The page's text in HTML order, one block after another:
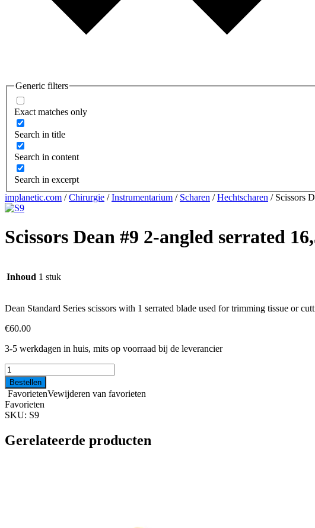
Generic filters
Exact matches only
Search in title
Search in content
Search in excerpt
implanetic.com /Chirurgie /Instrumentarium / Scharen /Hechtscharen / Scissors
Scissors Dean #9 2-angled serrated
Inhoud 1 stuk
Dean Standard Series scissors with 1 serrated blade used for trimming tissue or
€60.00
3-5 werkdagen in huis, mits op voorraad bij de leverancier
Scissors
Dean
#9
2-
angled
aantal
Bestellen
FavorietenVewijderen van favorieten
Favorieten
SKU: S9
Gerelateerde producten